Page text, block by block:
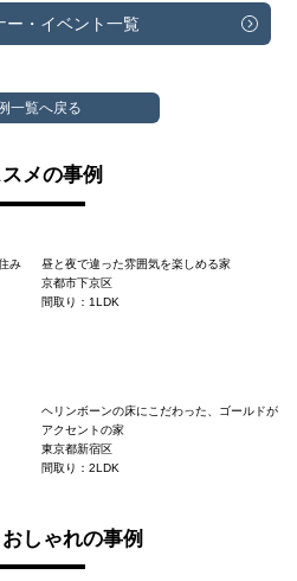
・ イベント一覧
一覧へ戻る
メの事例
み
昼と夜で違った雰囲気を楽しめる家
京都市下京区
間取り：1LDK
ヘリンボーンの床にこだわった、ゴールドが
アクセントの家
東京都新宿区
間取り：2LDK
しゃれの事例